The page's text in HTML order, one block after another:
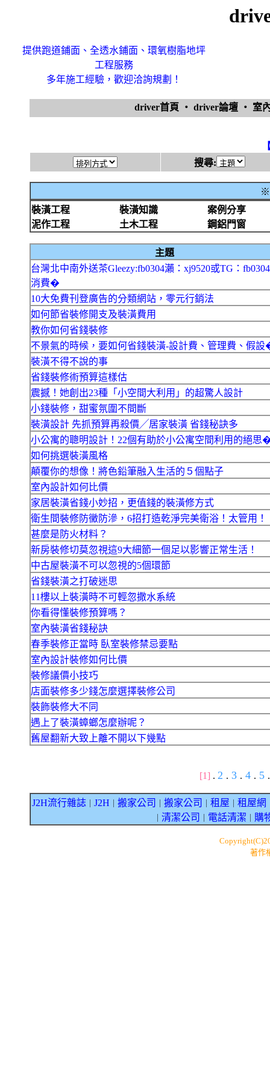
提供跑道鋪面、全透水鋪面、環氧樹脂地坪
工程服務
多年施工經驗，歡迎洽詢規劃！
driver首頁 ‧ driver論壇 ‧ 室
搜尋:
※
裝潢工程
裝潢知識
案例分享
泥作工程
土木工程 鋼鋁門窗
主題
台灣北中南外送茶Gleezy:fb0304瀨：xj9520或TG：
消費�
10大免費刊登廣告的分類網站，零元行銷法
如何節省裝修開支及裝潢費用
教你如何省錢裝修
不景氣的時候，要如何省錢裝潢-設計費、管理費、假
裝潢不得不說的事
省錢裝修術預算這樣估
震撼！她創出23種「小空間大利用」的超驚人設計
小錢裝修，甜蜜氛圍不間斷
裝潢設計 先抓預算再殺價╱居家裝潢 省錢秘訣多
小公寓的聰明設計！22個有助於小公寓空間利用的絕思
如何挑選裝潢風格
顛覆你的想像！將色鉛筆融入生活的５個點子
室內設計如何比價
家居裝潢省錢小妙招，更值錢的裝潢修方式
衛生間裝修防黴防滲，6招打造乾淨完美衛浴！太管用！
甚麼是防火材料？
新房裝修切莫忽視這9大細節一個足以影響正常生活！
中古屋裝潢不可以忽視的5個環節
省錢裝潢之打破迷思
11樓以上裝潢時不可輕忽撒水系統
你看得懂裝修預算嗎？
室內裝潢省錢秘訣
春季裝修正當時 臥室裝修禁忌要點
室內設計裝修如何比價
裝修議價小技巧
店面裝修多少錢怎麼選擇裝修公司
裝飾裝修大不同
遇上了裝潢蟑螂怎麼辦呢？
舊屋翻新大致上離不開以下幾點
[1] . 2 . 3 . 4 . 5 .
J2H流行雜誌 J2H 搬家公司 搬家公司 租屋 租屋網
清潔公司 電話清潔 購
著作